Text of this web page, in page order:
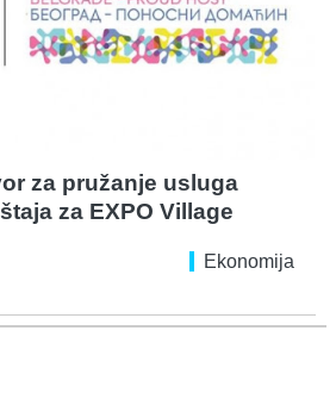
za pružanje usluga
za EXPO Village
Ekonomija